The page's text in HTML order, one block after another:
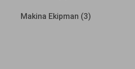
Makina Ekipman (3)